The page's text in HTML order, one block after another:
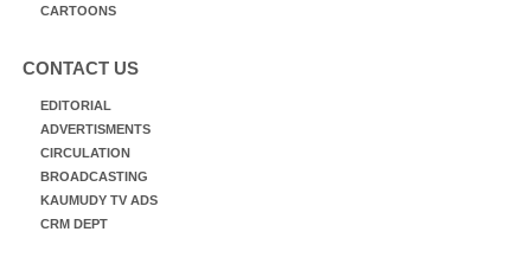
CARTOONS
CONTACT US
EDITORIAL
ADVERTISMENTS
CIRCULATION
BROADCASTING
KAUMUDY TV ADS
CRM DEPT